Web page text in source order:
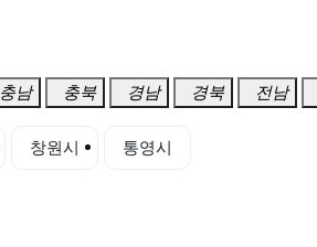
충남 충북 경남 경북 전남
창원시
통영시